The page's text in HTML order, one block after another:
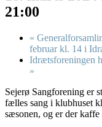
21:00
«
februar kl. 14 i
Idrætsforeningen
»
Sejerø Sangforening er
fælles sang i klubhuset
sæsonen, og er der